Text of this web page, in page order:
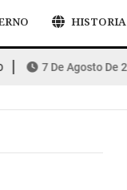
HISTORIA
7 De Agosto De 2026